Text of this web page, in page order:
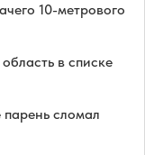
10-метрового
в списке
сломал